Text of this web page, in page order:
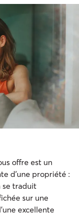
offre est un
d’une propriété :
se traduit
sur une
excellente